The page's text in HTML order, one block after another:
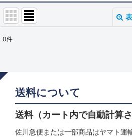
0件
送料について
送料（カート内で自動計算さ
佐川急便または一部商品はヤマト運